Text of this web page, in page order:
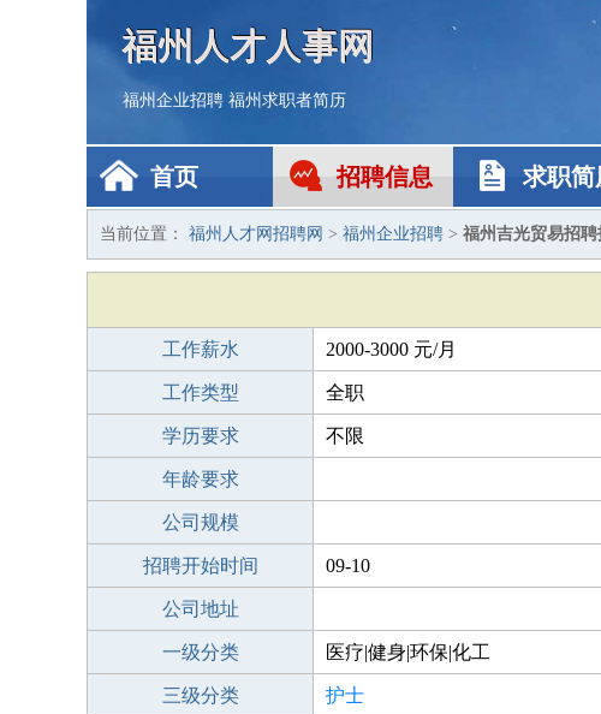
福州人才人事网
福州企业招聘 福州求职者简历
首页 招聘信息 求职简
当前位置： 福州人才网招聘网 > 福州企业招聘 > 福州吉光贸易招聘
工作薪水 2000-3000 元/月
工作类型 全职
学历要求 不限
年龄要求
公司规模
招聘开始时间 09-10
公司地址
一级分类 医疗|健身|环保|化工
三级分类 护士